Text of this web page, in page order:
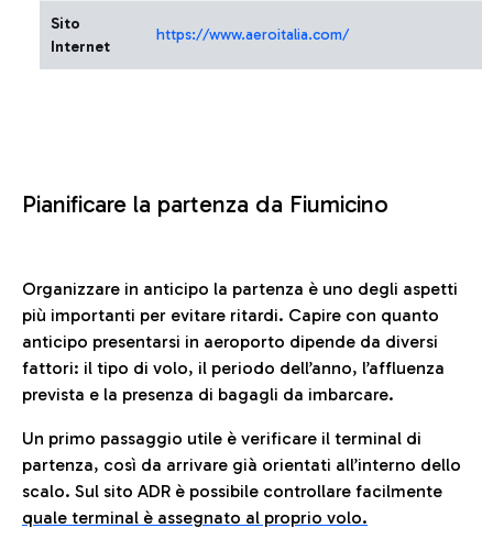
Sito
Internet
https://www.aeroitalia.com/
Pianificare la partenza da Fiumicino
Organizzare in anticipo la partenza è uno degli aspetti
più importanti per evitare ritardi. Capire con quanto
anticipo presentarsi in aeroporto dipende da diversi
fattori: il tipo di volo, il periodo dell’anno, l’affluenza
prevista e la presenza di bagagli da imbarcare.
Un primo passaggio utile è verificare il terminal di
partenza, così da arrivare già orientati all’interno dello
scalo. Sul sito ADR è possibile controllare facilmente
quale terminal è assegnato al proprio volo.